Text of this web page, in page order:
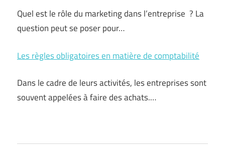
Quel est le rôle du marketing dans l’entreprise ? La
question peut se poser pour…
Les règles obligatoires en matière de comptabilité
Dans le cadre de leurs activités, les entreprises sont
souvent appelées à faire des achats.…